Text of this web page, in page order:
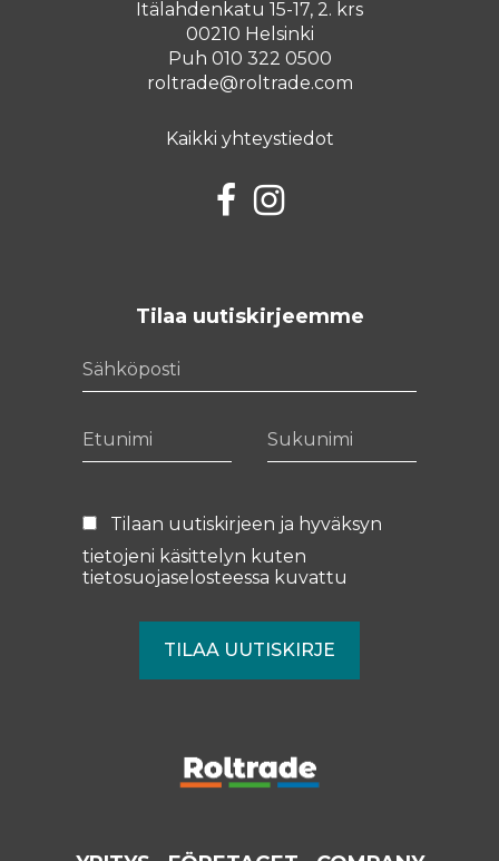
Itälahdenkatu 15-17, 2. krs
00210 Helsinki
Puh 010 322 0500
roltrade@roltrade.com
Kaikki yhteystiedot
FacebookInstagram
Tilaa uutiskirjeemme
Tilaan uutiskirjeen ja hyväksyn
tietojeni käsittelyn kuten
tietosuojaselosteessa kuvattu